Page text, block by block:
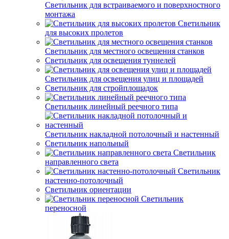
Светильник для встраиваемого и поверхностного
монтажа
Светильник
для высоких пролетов
Светильник для местного освещения станков
Светильник для освещения туннелей
Светильник для освещения улиц и площадей
Светильник для стройплощадок
Светильник линейный реечного типа
Светильник накладной потолочный и настенный
Светильник напольный
Светильник
направленного света
Светильник
настенно-потолочный
Светильник ориентации
Светильник
переносной